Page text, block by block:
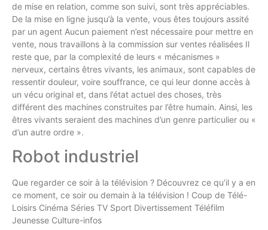
de mise en relation, comme son suivi, sont très appréciables.
De la mise en ligne jusqu’à la vente, vous êtes toujours assité
par un agent Aucun paiement n’est nécessaire pour mettre en
vente, nous travaillons à la commission sur ventes réalisées Il
reste que, par la complexité de leurs « mécanismes »
nerveux, certains êtres vivants, les animaux, sont capables de
ressentir douleur, voire souffrance, ce qui leur donne accès à
un vécu original et, dans l’état actuel des choses, très
différent des machines construites par l’être humain. Ainsi, les
êtres vivants seraient des machines d’un genre particulier ou «
d’un autre ordre ».
Robot industriel
Que regarder ce soir à la télévision ? Découvrez ce qu’il y a en
ce moment, ce soir ou demain à la télévision ! Coup de Télé-
Loisirs Cinéma Séries TV Sport Divertissement Téléfilm
Jeunesse Culture-infos